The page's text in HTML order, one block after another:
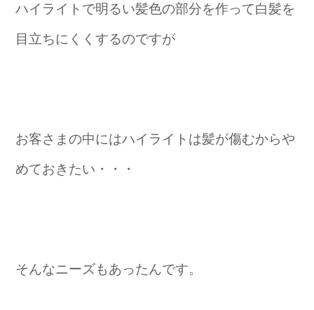
ハイライトで明るい髪色の部分を作って白髪を
目立ちにくくするのですが
お客さまの中にはハイライトは髪が傷むからや
めておきたい・・・
そんなニーズもあったんです。